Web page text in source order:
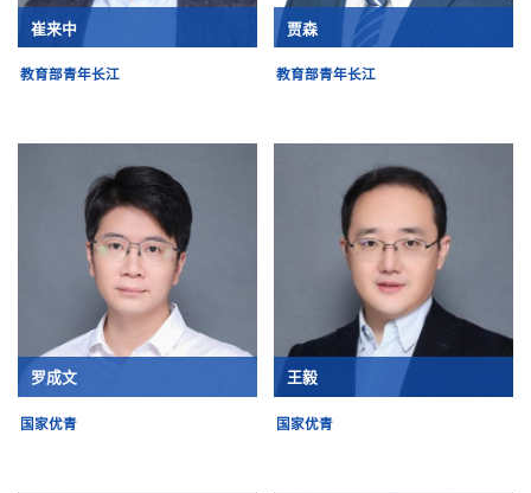
崔来中
教育部青年长江
贾森
教育部青年长江
罗成文
国家优青
王毅
国家优青